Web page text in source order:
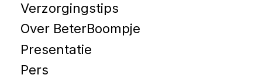
Verzorgingstips
Over BeterBoompje
Presentatie
Pers